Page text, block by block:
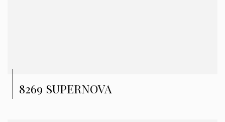
8269 SUPERNOVA